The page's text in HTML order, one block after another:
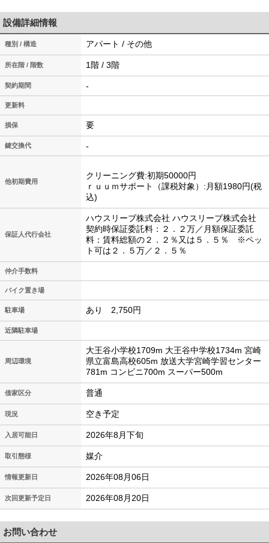
設備詳細情報
種別 / 構造 アパート / その他
所在階 / 階数 1階 / 3階
契約期間 -
更新料
損保 要
鍵交換代 -
他初期費用
クリーニング費:初期50000円
ｒｕｕｍサポート（課税対象）:月額1980円(税
込)
保証人代行会社
ハウスリーブ株式会社 ハウスリーブ株式会社
契約時保証委託料：２．２万／月額保証委託
料：賃料総額の２．２％又は５．５％ ※ペッ
ト可は２．５万／２．５％
仲介手数料
バイク置き場
駐車場 あり 2,750円
近隣駐車場
周辺環境
大王谷小学校1709m 大王谷中学校1734m 宮崎
県立富島高校605m 放送大学宮崎学習センター
781m コンビニ700m スーパー500m
借家区分 普通
現況 空き予定
入居可能日 2026年8月下旬
取引態様 媒介
情報更新日 2026年08月06日
次回更新予定日 2026年08月20日
お問い合わせ